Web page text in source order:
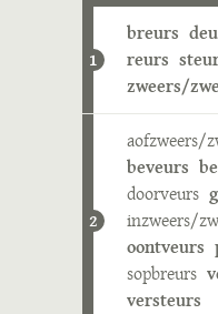
1
breurs
reurs
zweers/
2
aofzweers/
beveurs
doorveurs
inzweers/
oontveurs
sopbreurs
versteurs